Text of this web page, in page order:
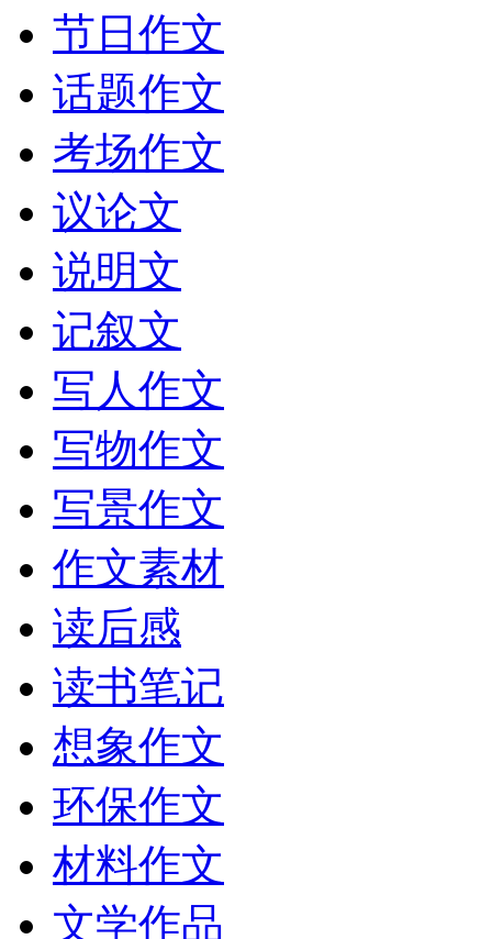
节日作文
话题作文
考场作文
议论文
说明文
记叙文
写人作文
写物作文
写景作文
作文素材
读后感
读书笔记
想象作文
环保作文
材料作文
文学作品